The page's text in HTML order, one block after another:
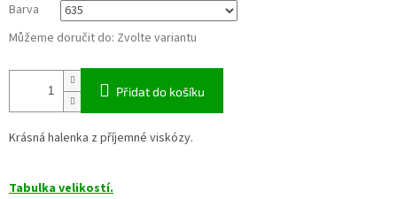
Barva
Můžeme doručit do: Zvolte variantu
Přidat do košíku
Krásná halenka z příjemné viskózy.
Tabulka velikostí.